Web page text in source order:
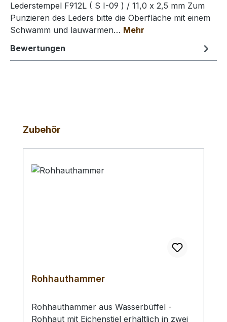
Lederstempel F912L ( S I-09 ) / 11,0 x 2,5 mm Zum
Punzieren des Leders bitte die Oberfläche mit einem
Schwamm und lauwarmen… Mehr
Bewertungen
Produktgalerie überspringen
Zubehör
Rohhauthammer
Rohhauthammer aus Wasserbüffel -
Rohhaut mit Eichenstiel erhältlich in zwei